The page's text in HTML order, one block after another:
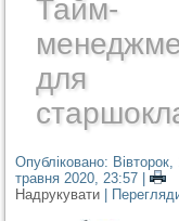
Тайм-
для
Опубліковано: Вівторок,
травня 2020, 23:57 |
Надрукувати
|